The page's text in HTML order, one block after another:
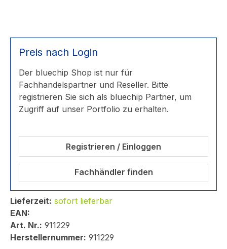
Preis nach Login
Der bluechip Shop ist nur für
Fachhandelspartner und Reseller. Bitte
registrieren Sie sich als bluechip Partner, um
Zugriff auf unser Portfolio zu erhalten.
Registrieren / Einloggen
Fachhändler finden
Lieferzeit: sofort lieferbar
EAN:
Art. Nr.: 911229
Herstellernummer: 911229